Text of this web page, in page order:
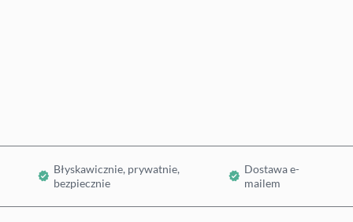
Błyskawicznie, prywatnie,
bezpiecznie
Dostawa e-
mailem